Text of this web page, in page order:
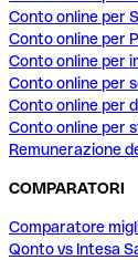
Conto online per
Conto online per
Conto online per
Conto online per
Conto online per
Conto online per
Remunerazione
COMPARATORI
Comparatore
Qonto vs Intesa